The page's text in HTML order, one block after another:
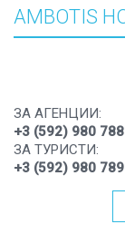
AMBOTIS
ЗА АГЕНЦИИ:
+3 (592) 980
ЗА ТУРИСТИ:
+3 (592) 980